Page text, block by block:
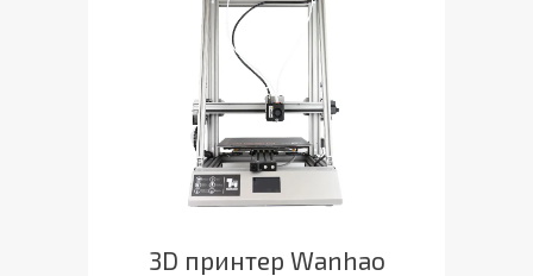
3D принтер Wanhao